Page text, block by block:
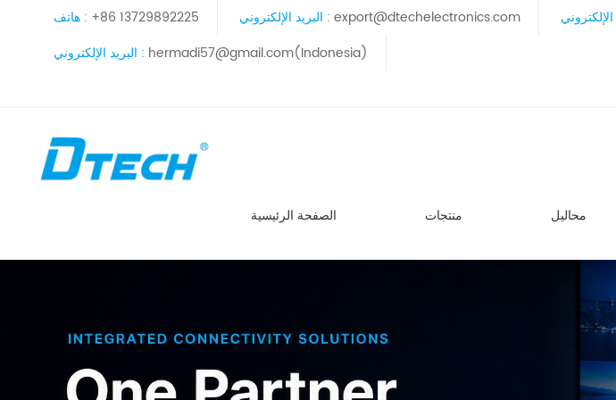
هاتف : +86 13729892225 البريد الإلكتروني : export@dtechelectronics.com
البريد الإلكتروني : hermadi57@gmail.com(Indonesia)
الصفحة الرئيسية منتجات محاليل